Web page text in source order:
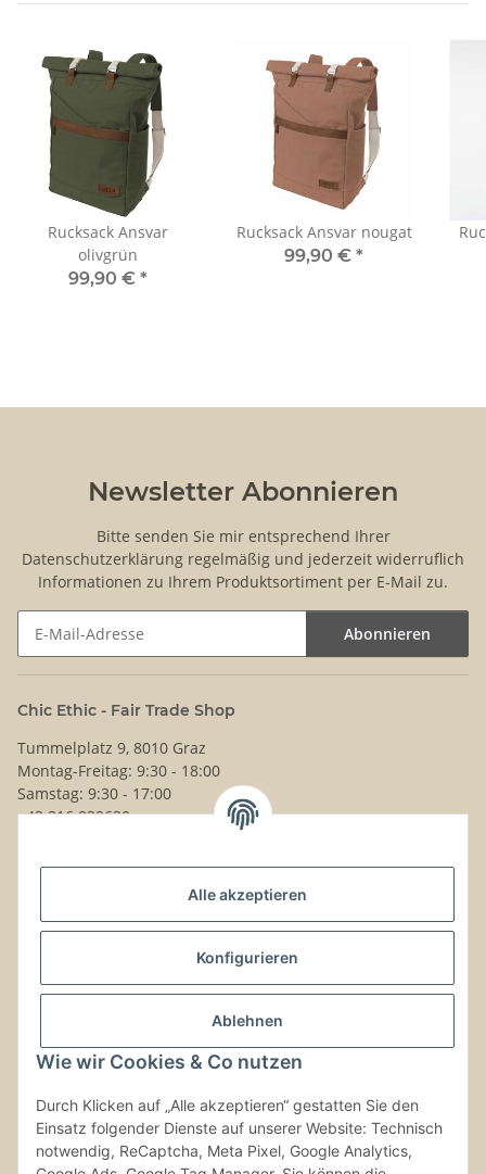
Alle akzeptieren
Konfigurieren
Ablehnen
Wie wir Cookies & Co nutzen
Durch Klicken auf „Alle akzeptieren“ gestatten Sie den
Einsatz folgender Dienste auf unserer Website: Technisch
notwendig, ReCaptcha, Meta Pixel, Google Analytics,
Rucksack Ansvar
olivgrün
99,90 € *
Rucksack Ansvar nougat
99,90 € *
Newsletter Abonnieren
Bitte senden Sie mir entsprechend Ihrer
Datenschutzerklärung regelmäßig und jederzeit widerruflich
Informationen zu Ihrem Produktsortiment per E-Mail zu.
Abonnieren
Chic Ethic - Fair Trade Shop
Tummelplatz 9, 8010 Graz
Montag-Freitag: 9:30 - 18:00
Samstag: 9:30 - 17:00
+43 316 832630
Kontaktinformationen
Vertrag widerrufen